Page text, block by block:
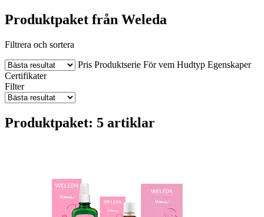
Produktpaket från Weleda
Filtrera och sortera
Pris Produktserie För vem Hudtyp Egenskaper
Certifikater
Filter
Produktpaket: 5 artiklar